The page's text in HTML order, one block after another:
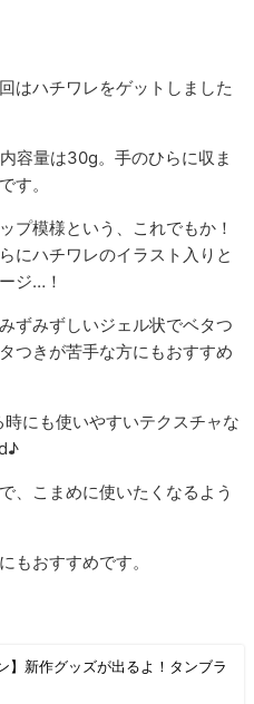
はハチワレをゲットしました
容量は30g。手のひらに収ま
す。
プ模様という、これでもか！
にハチワレのイラスト入りと
ジ…！
ずみずしいジェル状でベタつ
つきが苦手な方にもおすすめ
にも使いやすいテクスチャな
、こまめに使いたくなるよう
もおすすめです。
】新作グッズが出るよ！タンブラ